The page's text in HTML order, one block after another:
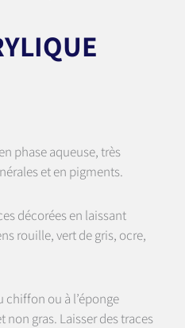
phase aqueuse, très
et en pigments.
décorées en laissant
rouille, vert de gris, ocre,
ou à l’éponge
gras. Laisser des traces